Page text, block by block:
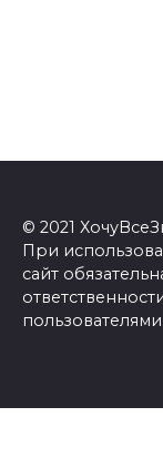
© 2021
При
сайт
пользователями.